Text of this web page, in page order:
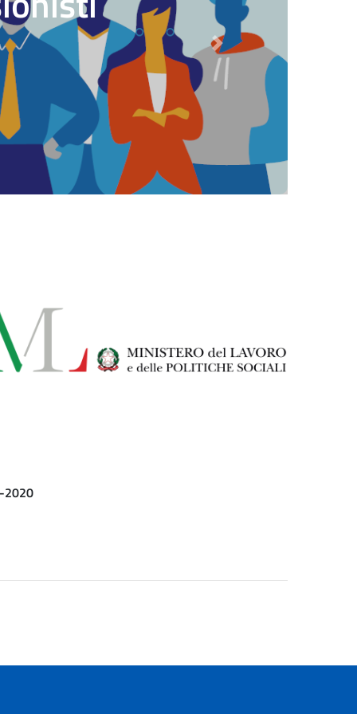
Next
2020